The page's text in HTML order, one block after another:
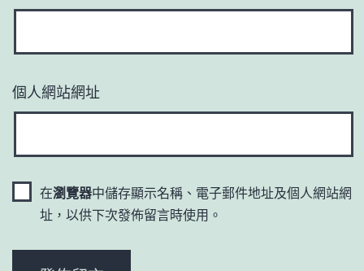
個人網站網址
在瀏覽器中儲存顯示名稱、電子郵件地址及個人網站網
址，以供下次發佈留言時使用。